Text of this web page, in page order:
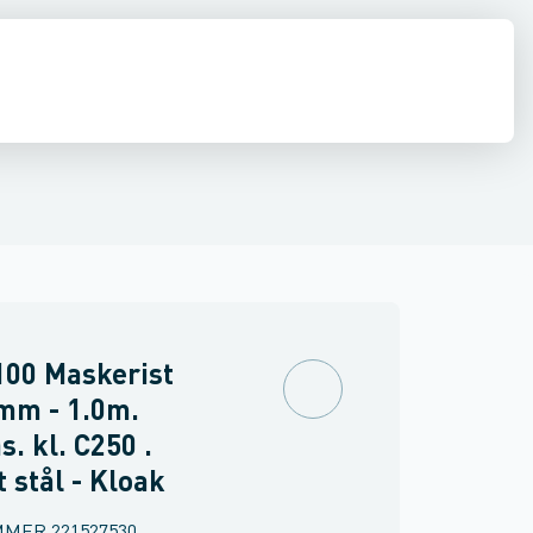
Maskerist
- 1.0m.
kl. C250 .
stål - Kloak